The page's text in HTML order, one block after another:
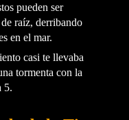
pueden ser
raíz, derribando
en el mar.
casi te llevaba
tormenta con la
5.